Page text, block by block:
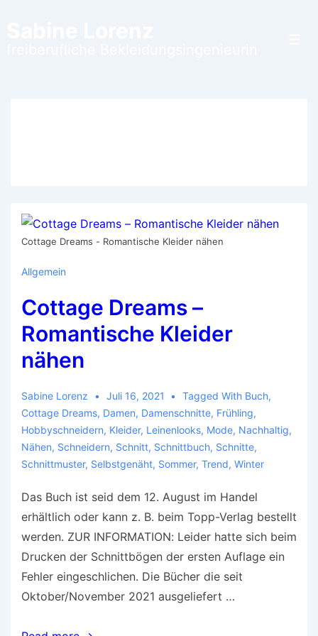
Cottage Dreams - Romantische Kleider nähen
Allgemein
Cottage Dreams –
Romantische Kleider
nähen
Sabine Lorenz Juli 16, 2021 Tagged With Buch,
Cottage Dreams, Damen, Damenschnitte, Frühling,
Hobbyschneidern, Kleider, Leinenlooks, Mode, Nachhaltig,
Nähen, Schneidern, Schnitt, Schnittbuch, Schnitte,
Schnittmuster, Selbstgenäht, Sommer, Trend, Winter
Das Buch ist seid dem 12. August im Handel
erhältlich oder kann z. B. beim Topp-Verlag bestellt
werden. ZUR INFORMATION: Leider hatte sich beim
Drucken der Schnittbögen der ersten Auflage ein
Fehler eingeschlichen. Die Bücher die seit
Oktober/November 2021 ausgeliefert …